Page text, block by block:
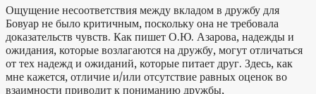
Ощущение несоответствия между вкладом в дружбу для
Бовуар не было критичным, поскольку она не требовала
доказательств чувств. Как пишет О.Ю. Азарова, надежды и
ожидания, которые возлагаются на дружбу, могут отличаться
от тех надежд и ожиданий, которые питает друг. Здесь, как
мне кажется, отличие и/или отсутствие равных оценок во
взаимности приводит к пониманию дружбы,